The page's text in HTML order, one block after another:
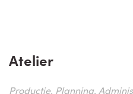
Atelier
Productie, Planning,